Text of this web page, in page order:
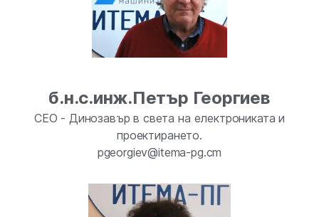
б.н.с.инж.Петър Георгиев
СЕО - Динозавър в света на електрониката и
проектирането.
pgeorgiev@itema-pg.cm